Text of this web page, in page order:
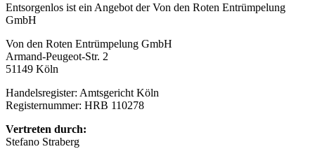
Entsorgenlos ist ein Angebot der Von den Roten Entrümpelung
GmbH
Von den Roten Entrümpelung GmbH
Armand-Peugeot-Str. 2
51149 Köln
Handelsregister: Amtsgericht Köln
Registernummer: HRB 110278
Vertreten durch:
Stefano Straberg